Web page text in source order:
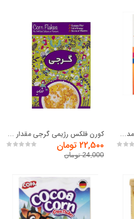
22,500 تومان
24,000 تومان